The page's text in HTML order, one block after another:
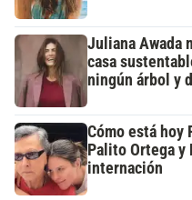
Juliana Awada
casa
ningún árbol y
Cómo está hoy
Palito Ortega y
internación